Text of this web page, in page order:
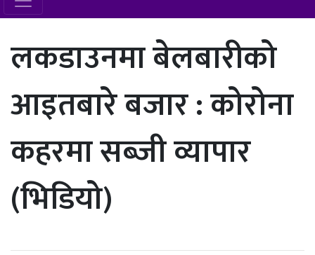
लकडाउनमा बेलबारीको
आइतबारे बजार : कोरोना
कहरमा सब्जी व्यापार
(भिडियो)